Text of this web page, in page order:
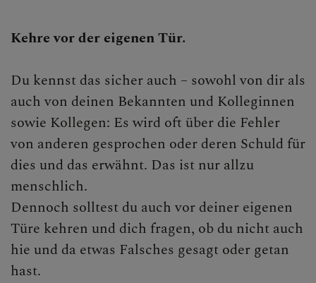
ERLEBEN
MITMACHEN
BEGEGNEN
Kehre vor der eigenen Tür.
Du kennst das sicher auch – sowohl von dir als
auch von deinen Bekannten und Kolleginnen
sowie Kollegen: Es wird oft über die Fehler
von anderen gesprochen oder deren Schuld für
dies und das erwähnt. Das ist nur allzu
menschlich.
Dennoch solltest du auch vor deiner eigenen
Türe kehren und dich fragen, ob du nicht auch
hie und da etwas Falsches gesagt oder getan
hast.